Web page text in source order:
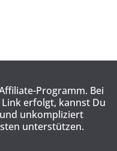
Programm. Bei
erfolgt, kannst Du
unkompliziert
unterstützen.